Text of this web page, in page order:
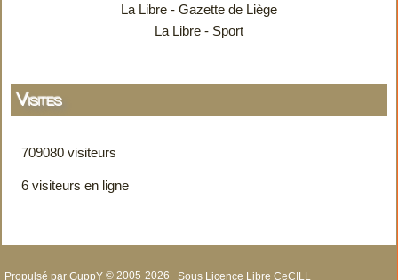
La Libre - Gazette de Liège
La Libre - Sport
Visites
709080 visiteurs
6 visiteurs en ligne
Propulsé par GuppY © 2005-2026 Sous Licence Libre CeCILL